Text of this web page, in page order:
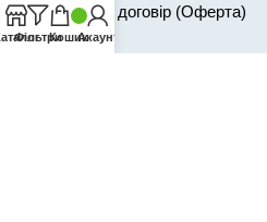
Публічний договір (Оферта)
ФільтриКошикАкаунт